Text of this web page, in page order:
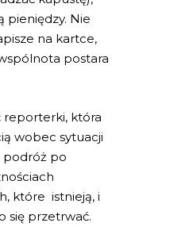
pieniędzy. Nie
na kartce,
postara
reporterki, która
wobec sytuacji
podróż po
które istnieją, i
się przetrwać.